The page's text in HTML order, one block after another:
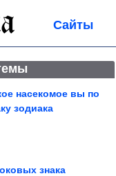
Сайты
насекомое вы по
зодиака
знака